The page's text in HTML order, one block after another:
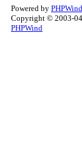
Powered by PHPWind
Copyright © 2003-04
PHPWind